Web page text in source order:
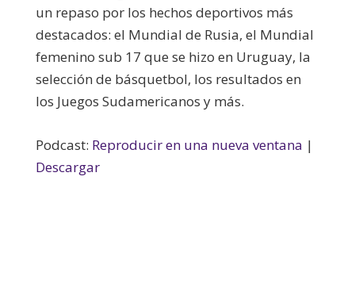
un repaso por los hechos deportivos más
destacados: el Mundial de Rusia, el Mundial
femenino sub 17 que se hizo en Uruguay, la
selección de básquetbol, los resultados en
los Juegos Sudamericanos y más.
Podcast: Reproducir en una nueva ventana |
Descargar